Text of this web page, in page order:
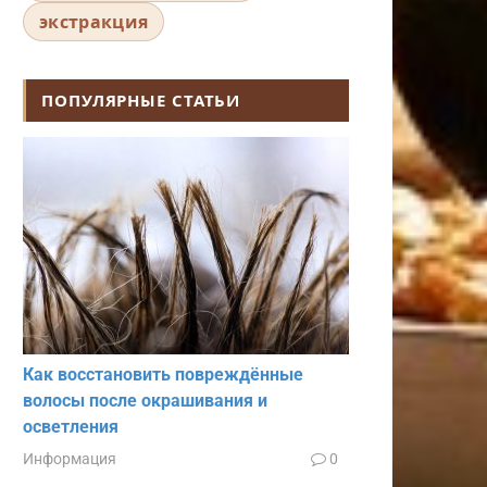
экстракция
ПОПУЛЯРНЫЕ СТАТЬИ
Как восстановить повреждённые
волосы после окрашивания и
осветления
Информация 0